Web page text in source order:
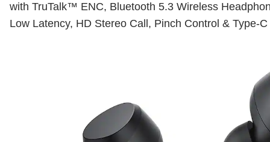
with TruTalk™ ENC, Bluetooth 5.3 Wireless
Low Latency, HD Stereo Call, Pinch Control & Type-